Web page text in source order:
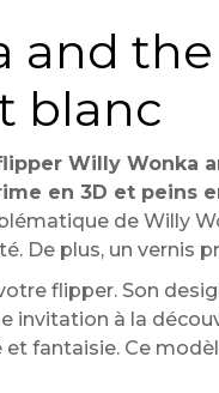
and
blanc
Willy Wonka
en 3D et peins
de Willy
De plus, un
flipper. Son
invitation à la
fantaisie. Ce